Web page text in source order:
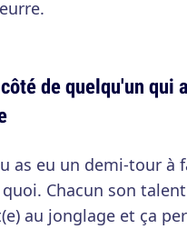
de quelqu'un qui
as eu un demi-tour à
Chacun son
au jonglage et ça